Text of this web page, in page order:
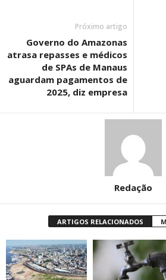
Próximo artigo
Governo do Amazonas
atrasa repasses e médicos
de SPAs de Manaus
aguardam pagamentos de
2025, diz empresa
Redação
ARTIGOS RELACIONADOS